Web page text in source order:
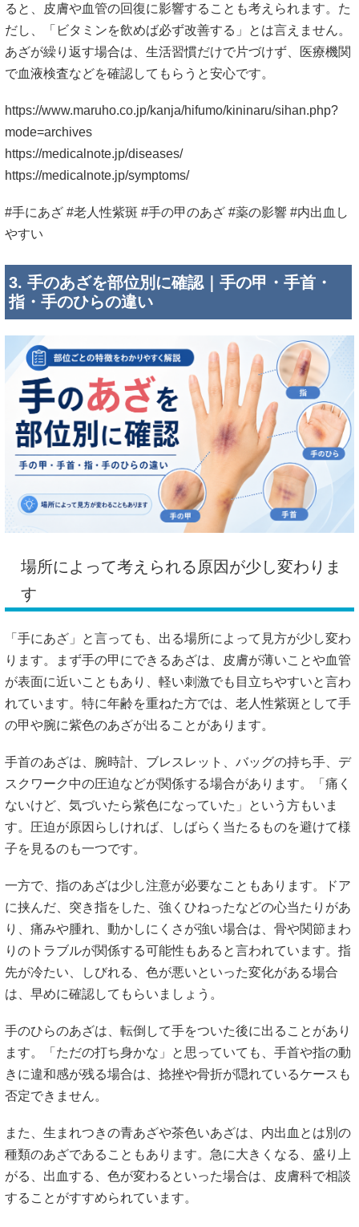
ると、皮膚や血管の回復に影響することも考えられます。た
だし、「ビタミンを飲めば必ず改善する」とは言えません。
あざが繰り返す場合は、生活習慣だけで片づけず、医療機関
で血液検査などを確認してもらうと安心です。
https://www.maruho.co.jp/kanja/hifumo/kininaru/sihan.php?
mode=archives
https://medicalnote.jp/diseases/
https://medicalnote.jp/symptoms/
#手にあざ #老人性紫斑 #手の甲のあざ #薬の影響 #内出血し
やすい
3. 手のあざを部位別に確認｜手の甲・手首・
指・手のひらの違い
場所によって考えられる原因が少し変わりま
す
「手にあざ」と言っても、出る場所によって見方が少し変わ
ります。まず手の甲にできるあざは、皮膚が薄いことや血管
が表面に近いこともあり、軽い刺激でも目立ちやすいと言わ
れています。特に年齢を重ねた方では、老人性紫斑として手
の甲や腕に紫色のあざが出ることがあります。
手首のあざは、腕時計、ブレスレット、バッグの持ち手、デ
スクワーク中の圧迫などが関係する場合があります。「痛く
ないけど、気づいたら紫色になっていた」という方もいま
す。圧迫が原因らしければ、しばらく当たるものを避けて様
子を見るのも一つです。
一方で、指のあざは少し注意が必要なこともあります。ドア
に挟んだ、突き指をした、強くひねったなどの心当たりがあ
り、痛みや腫れ、動かしにくさが強い場合は、骨や関節まわ
りのトラブルが関係する可能性もあると言われています。指
先が冷たい、しびれる、色が悪いといった変化がある場合
は、早めに確認してもらいましょう。
手のひらのあざは、転倒して手をついた後に出ることがあり
ます。「ただの打ち身かな」と思っていても、手首や指の動
きに違和感が残る場合は、捻挫や骨折が隠れているケースも
否定できません。
また、生まれつきの青あざや茶色いあざは、内出血とは別の
種類のあざであることもあります。急に大きくなる、盛り上
がる、出血する、色が変わるといった場合は、皮膚科で相談
することがすすめられています。